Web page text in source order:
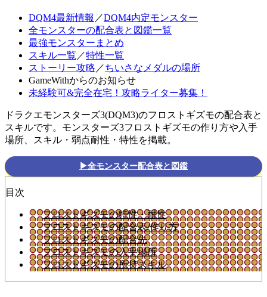
DQM4最新情報 ／DQM4内定モンスター
全モンスターの配合表と図鑑一覧
最強モンスターまとめ
スキル一覧 ／特性一覧
ストーリー攻略 ／ちいさなメダルの場所
GameWithからのお知らせ
未経験可&完全在宅！攻略ライター募集！
ドラクエモンスターズ3(DQM3)のフロストギズモの配合表と
スキルです。モンスターズ3フロストギズモの作り方や入手
場所、スキル・弱点耐性・特性を掲載。
▶全モンスター配合表と図鑑
目次
フロストギズモの特性・耐性
フロストギズモの配合表/作り方
フロストギズモの配合先
フロストギズモの入手場所
フロストギズモの所持スキル